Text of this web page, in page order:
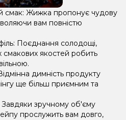
смак: Жижка пропонує чудову
вам повністю
Поєднання солодощі,
смакових якостей робить
димність продукту
ще більш приємним та
зручному об'єму
прослужить вам довго,